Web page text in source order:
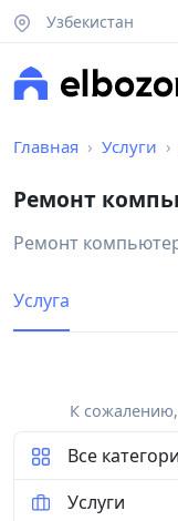
Узбекистан
Главная Услуги
Ремонт
Ремонт
Услуга
К
Все
Услуги